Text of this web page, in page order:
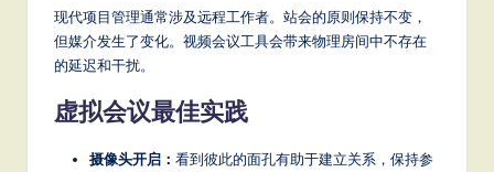
现代项目管理通常涉及远程工作者。站会的原则保持不变，
但媒介发生了变化。视频会议工具会带来物理房间中不存在
的延迟和干扰。
虚拟会议最佳实践
摄像头开启： 看到彼此的面孔有助于建立关系，保持参